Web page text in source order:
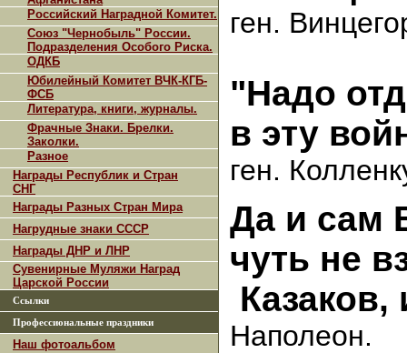
Российский Наградной Комитет.
Союз "Чернобыль" России.
Подразделения Особого Риска.
ОДКБ
Юбилейный Комитет ВЧК-КГБ-
ФСБ
Литература, книги, журналы.
Фрачные Знаки. Брелки.
Заколки.
Разное
Награды Республик и Стран
СНГ
Награды Разных Стран Мира
Нагрудные знаки СССР
Награды ДНР и ЛНР
Сувенирные Муляжи Наград
Царской России
Ссылки
Профессиональные праздники
Наш фотоальбом
ген.
"Надо
в эту
ген.
Да и сам
чуть не
Наполеон.